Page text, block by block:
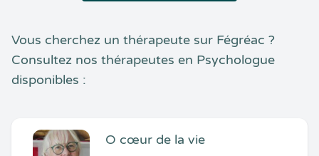
Vous cherchez un thérapeute sur Fégréac ?
Consultez nos thérapeutes en Psychologue
disponibles :
O cœur de la vie